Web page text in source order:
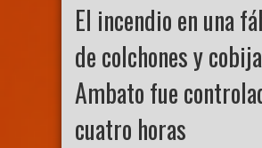
El incendio en una
de colchones y
Ambato fue
cuatro horas